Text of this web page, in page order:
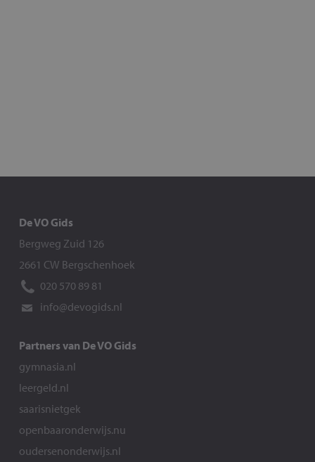
De VO Gids
Bergweg Zuid 126
2661 CW Bergschenhoek
020 570 89 81
info@devogids.nl
Partners van De VO Gids
gymnasia.nl
leergeld.nl
saarisnietgek
openbaaronderwijs.nu
oudersenonderwijs.nl